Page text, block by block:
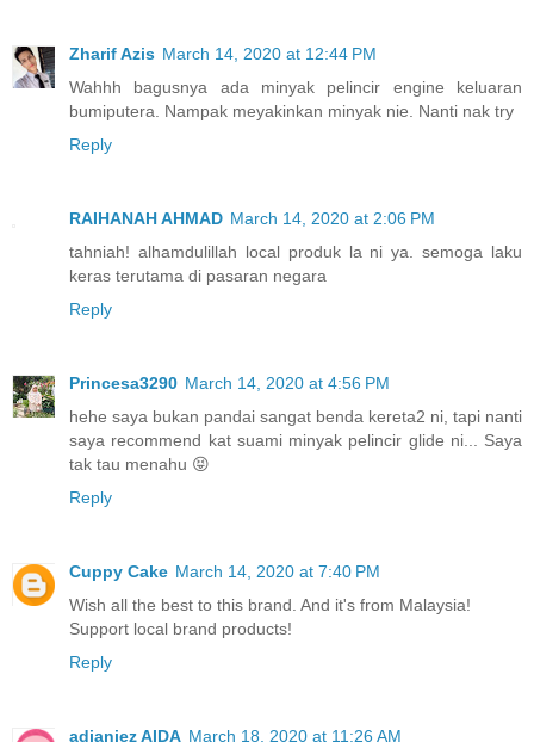
Zharif Azis March 14, 2020 at 12:44 PM
Wahhh bagusnya ada minyak pelincir engine keluaran
bumiputera. Nampak meyakinkan minyak nie. Nanti nak try
Reply
RAIHANAH AHMAD March 14, 2020 at 2:06 PM
tahniah! alhamdulillah local produk la ni ya. semoga laku
keras terutama di pasaran negara
Reply
Princesa3290 March 14, 2020 at 4:56 PM
hehe saya bukan pandai sangat benda kereta2 ni, tapi nanti
saya recommend kat suami minyak pelincir glide ni... Saya
tak tau menahu 😝
Reply
Cuppy Cake March 14, 2020 at 7:40 PM
Wish all the best to this brand. And it's from Malaysia!
Support local brand products!
Reply
adianiez AIDA March 18, 2020 at 11:26 AM